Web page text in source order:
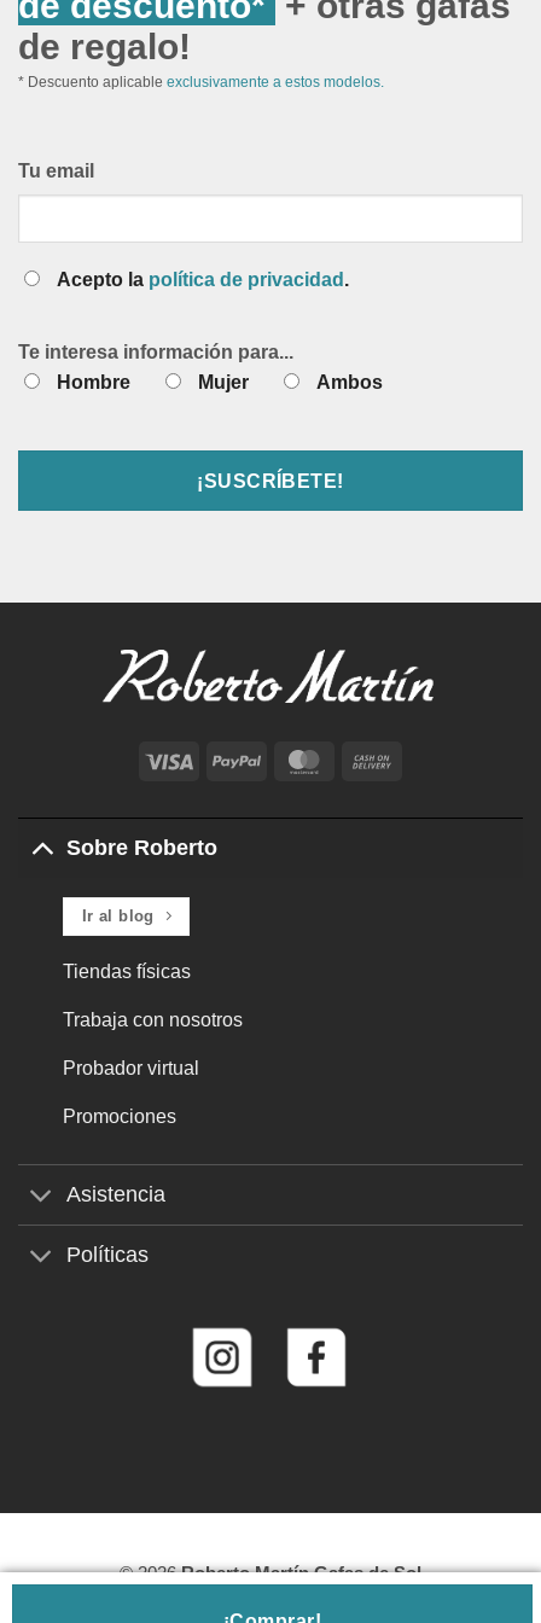
de regalo!
* Descuento aplicable exclusivamente a estos modelos.
Tu email
Acepto la política de privacidad .
Te interesa información para...
Hombre
Mujer Ambos
Visa PayPal MasterCard
Delivery
Sobre Roberto
Ir al blog
Tiendas físicas
Trabaja con nosotros
Probador virtual
Promociones
Asistencia
Políticas
© 2026Roberto Martín Gafas de Sol